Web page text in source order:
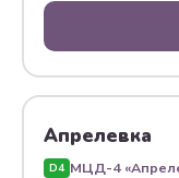
Апрелевка
D4 МЦД-4